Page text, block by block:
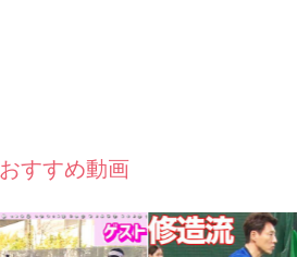
おすすめ動画